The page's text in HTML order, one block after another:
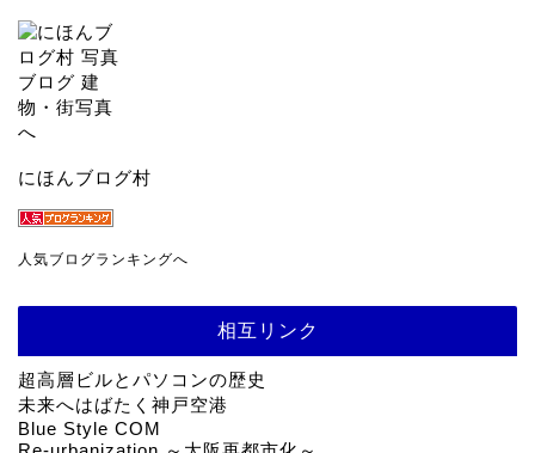
にほんブログ村
人気ブログランキングへ
相互リンク
超高層ビルとパソコンの歴史
未来へはばたく神戸空港
Blue Style COM